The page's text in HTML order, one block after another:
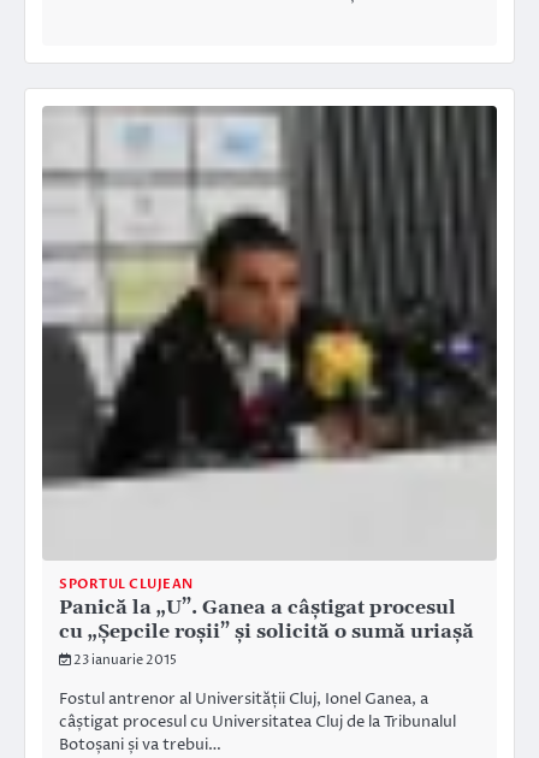
SPORTUL CLUJEAN
Panică la „U”. Ganea a câștigat procesul
cu „Șepcile roșii” și solicită o sumă uriașă
23 ianuarie 2015
Fostul antrenor al Universității Cluj, Ionel Ganea, a
câștigat procesul cu Universitatea Cluj de la Tribunalul
Botoșani și va trebui…